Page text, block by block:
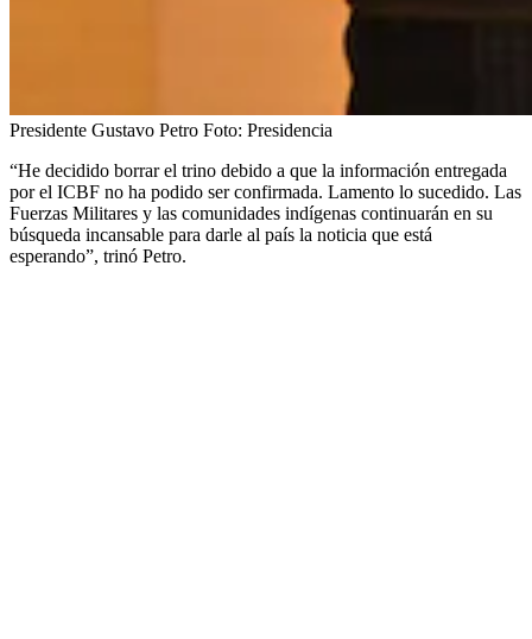
Presidente Gustavo Petro Foto: Presidencia
“He decidido borrar el trino debido a que la información entregada
por el ICBF no ha podido ser confirmada. Lamento lo sucedido. Las
Fuerzas Militares y las comunidades indígenas continuarán en su
búsqueda incansable para darle al país la noticia que está
esperando”, trinó Petro.